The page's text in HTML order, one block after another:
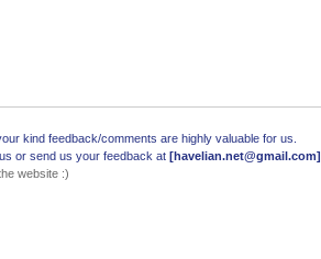
kind feedback/comments are highly valuable for us.
or send us your feedback at [havelian.net@gmail.com]
website :)